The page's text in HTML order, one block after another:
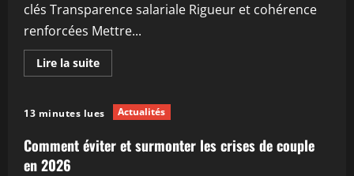
productivité
clés Transparence salariale Rigueur et cohérence
renforcées Mettre...
Lire la suiteEn
savoir
Comment
améliorer
votre
productivité
13 minutes lues Actualités
Comment éviter et surmonter les crises de couple
en 2026